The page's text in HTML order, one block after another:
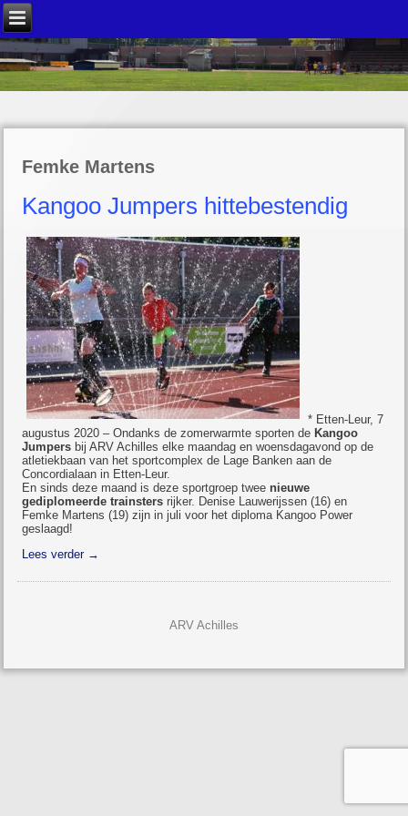
Femke Martens
Kangoo Jumpers hittebestendig
* Etten-Leur, 7
augustus 2020 – Ondanks de zomerwarmte sporten de Kangoo
Jumpers bij ARV Achilles elke maandag en woensdagavond op de
atletiekbaan van het sportcomplex de Lage Banken aan de
Concordialaan in Etten-Leur.
En sinds deze maand is deze sportgroep twee nieuwe
gediplomeerde trainsters rijker. Denise Lauwerijssen (16) en
Femke Martens (19) zijn in juli voor het diploma Kangoo Power
geslaagd!
Lees verder →
ARV Achilles